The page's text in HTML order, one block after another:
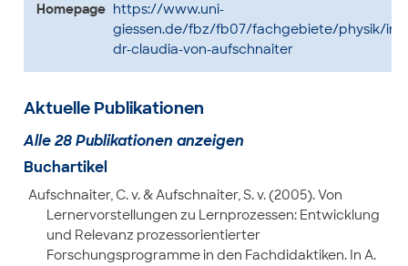
Homepage https://www.uni-
giessen.de/fbz/fb07/fachgebiete/physik/
dr-claudia-von-aufschnaiter
Aktuelle Publikationen
Alle 28 Publikationen anzeigen
Buchartikel
Aufschnaiter, C. v. & Aufschnaiter, S. v. (2005). Von
Lernervorstellungen zu Lernprozessen: Entwicklung
und Relevanz prozessorientierter
Forschungsprogramme in den Fachdidaktiken. In A.